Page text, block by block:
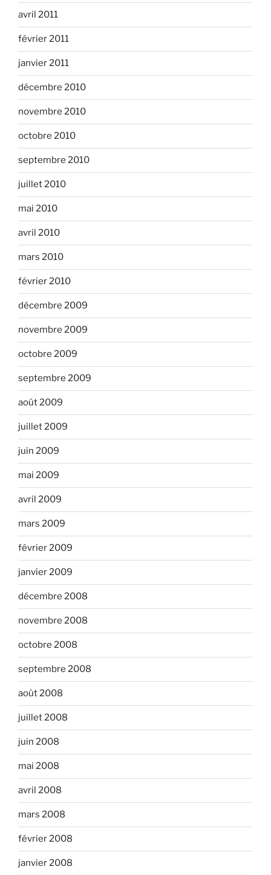
avril 2011
février 2011
janvier 2011
décembre 2010
novembre 2010
octobre 2010
septembre 2010
juillet 2010
mai 2010
avril 2010
mars 2010
février 2010
décembre 2009
novembre 2009
octobre 2009
septembre 2009
août 2009
juillet 2009
juin 2009
mai 2009
avril 2009
mars 2009
février 2009
janvier 2009
décembre 2008
novembre 2008
octobre 2008
septembre 2008
août 2008
juillet 2008
juin 2008
mai 2008
avril 2008
mars 2008
février 2008
janvier 2008